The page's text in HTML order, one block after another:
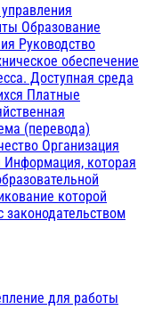
Образование
Руководство
обеспечение
Доступная среда
Платные
(перевода)
Организация
Информация, которая
которой
законодательством
для работы